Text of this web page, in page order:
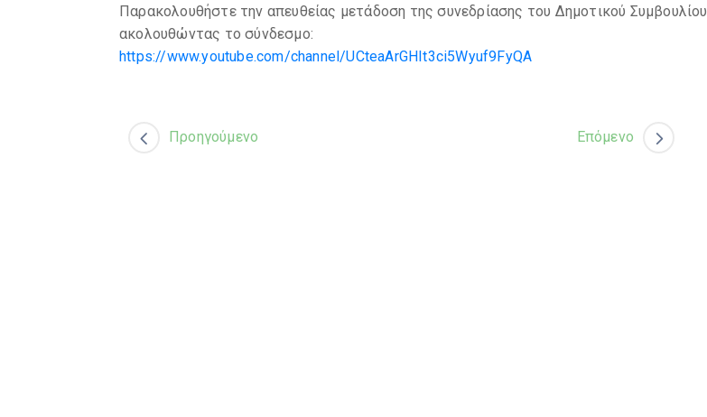
Παρακολουθήστε την απευθείας μετάδοση της συνεδρίασης του Δημοτικού Συμβουλίου
ακολουθώντας το σύνδεσμο:
https://www.youtube.com/channel/UCteaArGHIt3ci5Wyuf9FyQA
Προηγούμενο Επόμενο